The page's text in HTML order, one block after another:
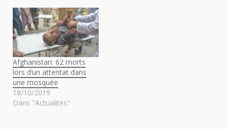
Afghanistan: 62 morts
lors d’un attentat dans
une mosquée
18/10/2019
Dans "Actualités"